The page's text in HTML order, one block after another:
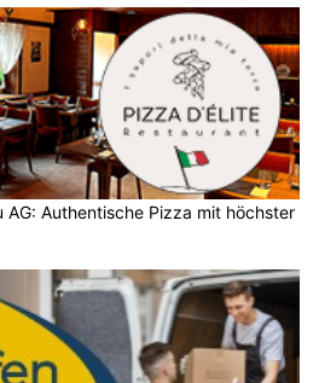
AG: Authentische Pizza mit höchster